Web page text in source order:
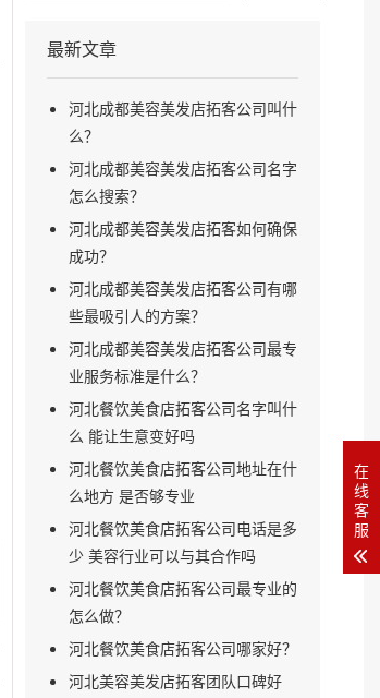
最新文章
河北成都美容美发店拓客公司叫什
么？
河北成都美容美发店拓客公司名字
怎么搜索？
河北成都美容美发店拓客如何确保
成功？
河北成都美容美发店拓客公司有哪
些最吸引人的方案？
河北成都美容美发店拓客公司最专
业服务标准是什么？
河北餐饮美食店拓客公司名字叫什
么 能让生意变好吗
河北餐饮美食店拓客公司地址在什
么地方 是否够专业
河北餐饮美食店拓客公司电话是多
少 美容行业可以与其合作吗
河北餐饮美食店拓客公司最专业的
怎么做？
河北餐饮美食店拓客公司哪家好？
河北美容美发店拓客团队口碑好
在
线
客
服